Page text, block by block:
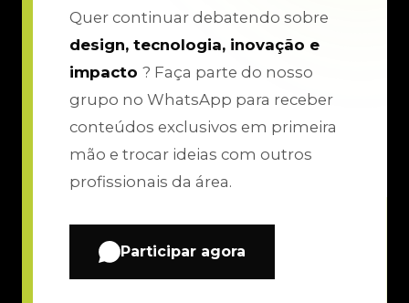
Quer continuar debatendo sobre
design, tecnologia, inovação e
impacto ? Faça parte do nosso
grupo no WhatsApp para receber
conteúdos exclusivos em primeira
mão e trocar ideias com outros
profissionais da área.
Participar agora